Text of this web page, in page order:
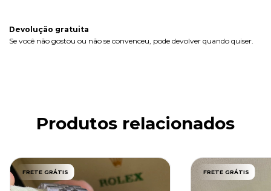
Devolução gratuita
Se você não gostou ou não se convenceu, pode devolver quando quiser.
Produtos relacionados
FRETE GRÁTIS FRETE GRÁTIS